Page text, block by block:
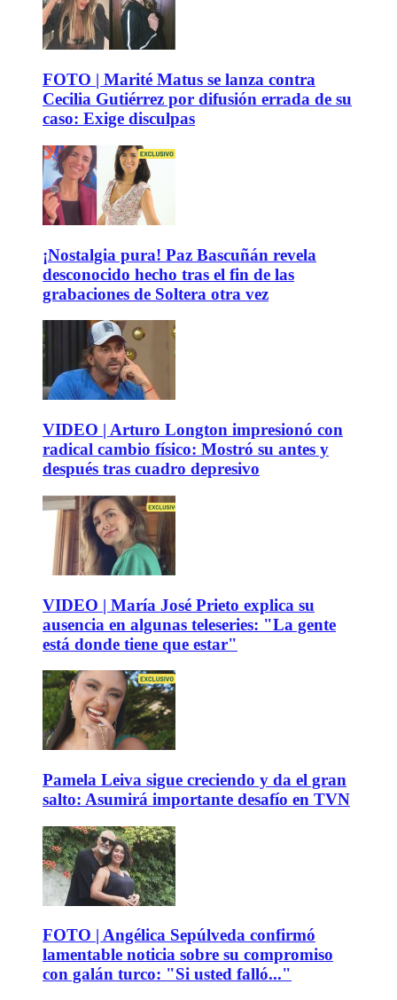
FOTO | Marité Matus se lanza contra
Cecilia Gutiérrez por difusión errada de su
caso: Exige disculpas
¡Nostalgia pura! Paz Bascuñán revela
desconocido hecho tras el fin de las
grabaciones de Soltera otra vez
VIDEO | Arturo Longton impresionó con
radical cambio físico: Mostró su antes y
después tras cuadro depresivo
VIDEO | María José Prieto explica su
ausencia en algunas teleseries: "La gente
está donde tiene que estar"
Pamela Leiva sigue creciendo y da el gran
salto: Asumirá importante desafío en TVN
FOTO | Angélica Sepúlveda confirmó
lamentable noticia sobre su compromiso
con galán turco: "Si usted falló..."